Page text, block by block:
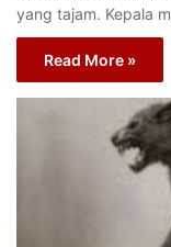
yang tajam. Kepala
Read More »